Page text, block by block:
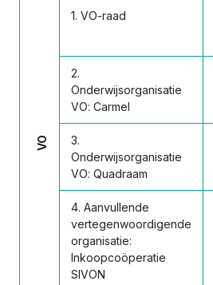
VO
1. VO-raad
2.
Onderwijsorganisatie
VO: Carmel
3.
Onderwijsorganisatie
VO: Quadraam
4. Aanvullende
vertegenwoordigende
organisatie:
Inkoopcoöperatie
SIVON